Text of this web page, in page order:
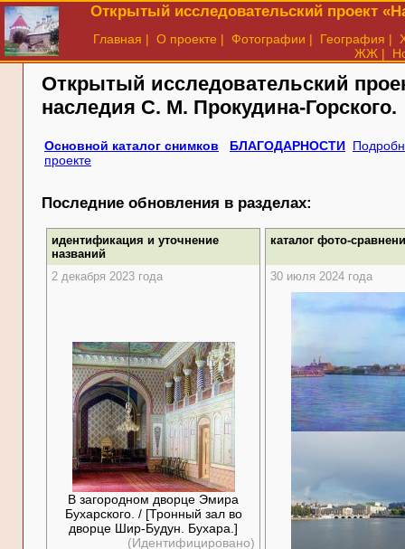
Открытый исследовательский проект
Главная | О проекте | Фотографии | География |
ЖЖ |
Открытый исследовательский
наследия С. М. Прокудина-Горского.
Основной каталог снимков БЛАГОДАРНОСТИ
проекте
Последние обновления в разделах:
идентификация и уточнение
названий
каталог фото-
2 декабря 2023 года 30 июля 2024 года
В загородном дворце Эмира
Бухарского. / [Тронный зал во
дворце Шир-Будун. Бухара.]
(Идентифицировано)